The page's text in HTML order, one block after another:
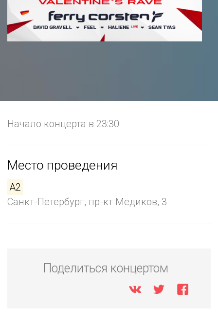
Начало концерта в 23:30
Место проведения
A2
Санкт-Петербург, пр-кт Медиков, 3
Поделиться концертом